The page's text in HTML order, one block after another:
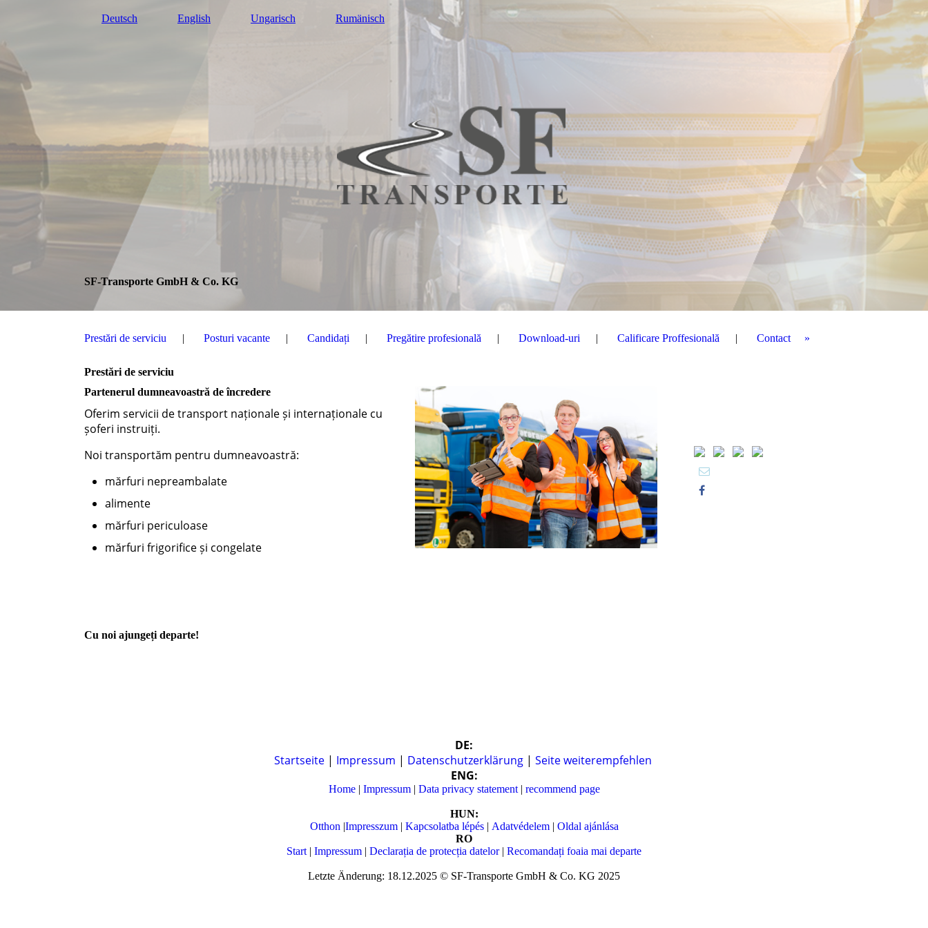
Deutsch English Ungarisch Rumänisch
SF-Transporte GmbH & Co. KG
Prestări de serviciu Posturi vacante Candidați Pregătire profesională Download-uri Calificare Proffesională Contact
Prestări de serviciu
Partenerul dumneavoastră de încredere
Oferim servicii de transport naționale și internaționale cu
șoferi instruiți.
Noi transportăm pentru dumneavoastră:
mărfuri nepreambalate
alimente
mărfuri periculoase
mărfuri frigorifice și congelate
Cu noi ajungeți departe!
DE:
Startseite | Impressum | Datenschutzerklärung | Seite weiterempfehlen
ENG:
Home | Impressum | Data privacy statement| recommend page
HUN:
Otthon |Impresszum | Kapcsolatba lépés| Adatvédelem| Oldal ajánlása
RO
Start | Impressum | Declarația de protecția datelor| Recomandați foaia mai departe
Letzte Änderung: 18.12.2025 © SF-Transporte GmbH & Co. KG 2025